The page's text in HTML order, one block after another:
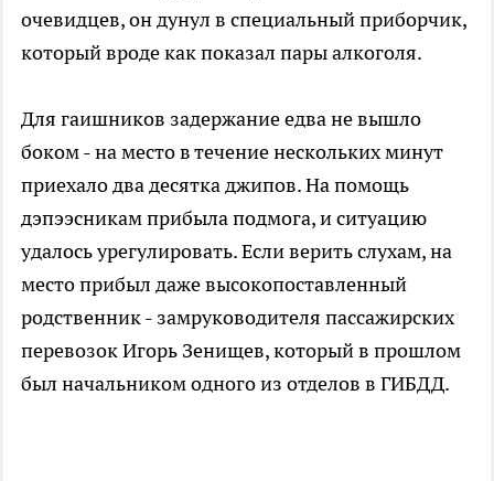
очевидцев, он дунул в специальный приборчик,
который вроде как показал пары алкоголя.
Для гаишников задержание едва не вышло
боком - на место в течение нескольких минут
приехало два десятка джипов. На помощь
дэпээсникам прибыла подмога, и ситуацию
удалось урегулировать. Если верить слухам, на
место прибыл даже высокопоставленный
родственник - замруководителя пассажирских
перевозок Игорь Зенищев, который в прошлом
был начальником одного из отделов в ГИБДД.